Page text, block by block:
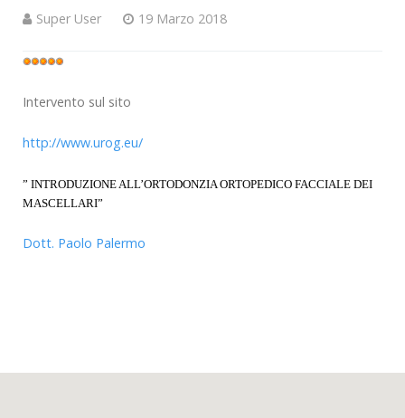
Super User 19 Marzo 2018
Valutazione
Intervento sul sito
http://www.urog.eu/
” INTRODUZIONE ALL’ORTODONZIA ORTOPEDICO FACCIALE DEI
MASCELLARI”
Dott. Paolo Palermo